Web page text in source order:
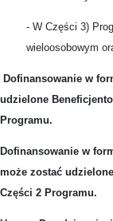
- W Części 3)
wieloosobowym
Dofinansowanie w
udzielone
Programu.
Dofinansowanie w
może zostać
Części 2 Programu.